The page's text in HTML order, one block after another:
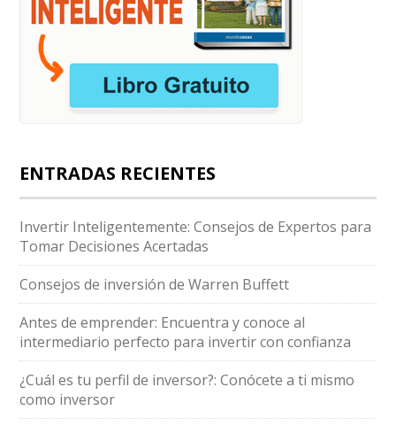
ENTRADAS RECIENTES
Invertir Inteligentemente: Consejos de Expertos para
Tomar Decisiones Acertadas
Consejos de inversión de Warren Buffett
Antes de emprender: Encuentra y conoce al
intermediario perfecto para invertir con confianza
¿Cuál es tu perfil de inversor?: Conócete a ti mismo
como inversor